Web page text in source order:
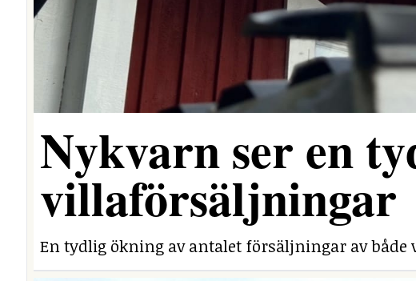
Nykvarn ser en
villaförsäljningar
En tydlig ökning av antalet försäljningar av både